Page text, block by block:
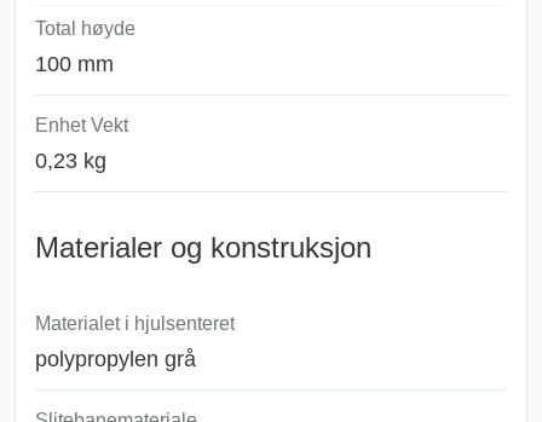
Total høyde
100 mm
Enhet Vekt
0,23 kg
Materialer og konstruksjon
Materialet i hjulsenteret
polypropylen grå